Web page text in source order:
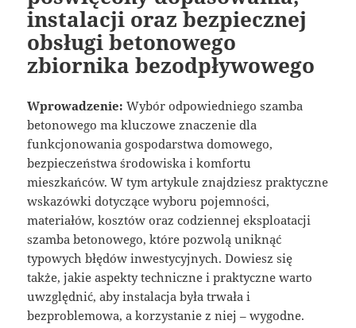
instalacji oraz bezpiecznej
obsługi betonowego
zbiornika bezodpływowego
Wprowadzenie: Wybór odpowiedniego szamba
betonowego ma kluczowe znaczenie dla
funkcjonowania gospodarstwa domowego,
bezpieczeństwa środowiska i komfortu
mieszkańców. W tym artykule znajdziesz praktyczne
wskazówki dotyczące wyboru pojemności,
materiałów, kosztów oraz codziennej eksploatacji
szamba betonowego, które pozwolą uniknąć
typowych błędów inwestycyjnych. Dowiesz się
także, jakie aspekty techniczne i praktyczne warto
uwzględnić, aby instalacja była trwała i
bezproblemowa, a korzystanie z niej – wygodne.